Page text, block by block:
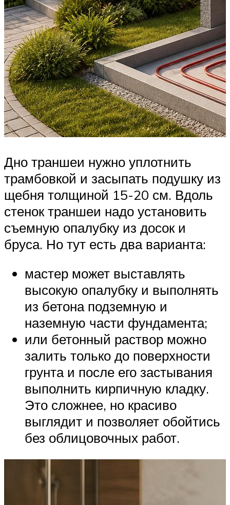
Дно траншеи нужно уплотнить
трамбовкой и засыпать подушку из
щебня толщиной 15-20 см. Вдоль
стенок траншеи надо установить
съемную опалубку из досок и
бруса. Но тут есть два варианта:
мастер может выставлять
высокую опалубку и выполнять
из бетона подземную и
наземную части фундамента;
или бетонный раствор можно
залить только до поверхности
грунта и после его застывания
выполнить кирпичную кладку.
Это сложнее, но красиво
выглядит и позволяет обойтись
без облицовочных работ.